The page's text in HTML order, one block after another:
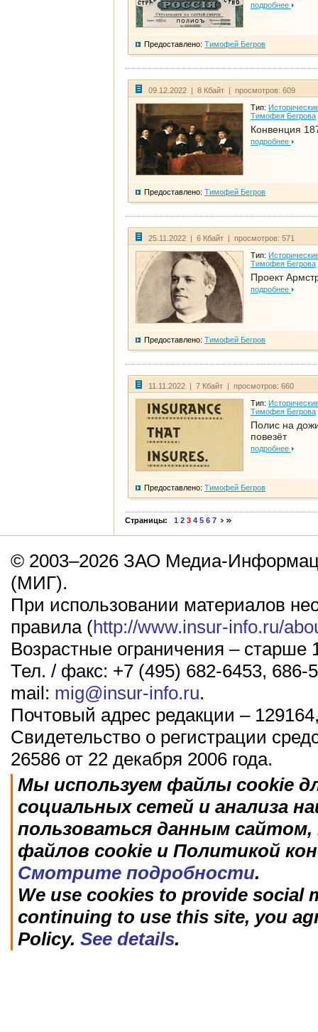
подробнее
Предоставлено: Тимофей Бегров
09.12.2022 | 8 Кбайт | просмотров: 609
Тип:
Тимофея Бегрова
Конвенция
подробнее
Предоставлено: Тимофей Бегров
25.11.2022 | 6 Кбайт | просмотров: 571
Тип:
Тимофея Бегрова
Проект
подробнее
Предоставлено: Тимофей Бегров
11.11.2022 | 7 Кбайт | просмотров: 660
Тип:
Тимофея Бегрова
Полис на
повезёт
подробнее
Предоставлено: Тимофей Бегров
Страницы: 1 2 3 4 5 6 7
© 2003–2026 ЗАО Медиа-
(МИГ).
При использовании материалов
правила (http://www.insur-info.ru/
Возрастные ограничения – старше
Тел. / факс: +7 (495) 682-6453, 686-
mail: mig@insur-info.ru.
Почтовый адрес редакции –
Свидетельство о регистрации
26586 от 22 декабря 2006 года.
Мы используем файлы cookie
социальных сетей и анализа
пользоваться данным
файлов cookie и Политикой
Смотрите подробности.
We use cookies to provide social
continuing to use this site, you
Policy. See details.